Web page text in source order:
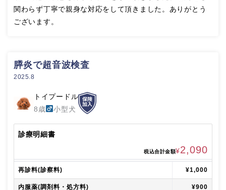
関わらず丁寧で親身な対応をして頂きました。ありがとう
ございます。
膵炎で超音波検査
2025.8
トイプードル
8歳
小型犬
診療明細書
税込合計金額¥2,090
再診料(診察料) ¥1,000
内服薬(調剤料・処方料) ¥900